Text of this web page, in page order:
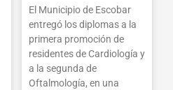
El Municipio de Escobar
entregó los diplomas a la
primera promoción de
residentes de Cardiología y
a la segunda de
Oftalmología, en una